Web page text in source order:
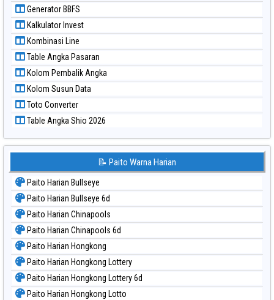
Paito Warna Sydney Lottery
Paito Warna Sydney Lottery 6d
Paito Warna Sydney Lotto
Paito Warna Sydney Pools 6d
Paito Warna Taipei
Paito Warna Taiwan
Generator BBFS
Kalkulator Invest
Kombinasi Line
Table Angka Pasaran
Kolom Pembalik Angka
Kolom Susun Data
Toto Converter
Table Angka Shio 2026
📝 Paito Warna Harian
Paito Harian Bullseye
Paito Harian Bullseye 6d
Paito Harian Chinapools
Paito Harian Chinapools 6d
Paito Harian Hongkong
Paito Harian Hongkong Lottery
Paito Harian Hongkong Lottery 6d
Paito Harian Hongkong Lotto